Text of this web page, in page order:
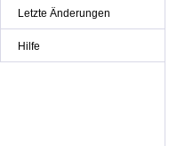
Letzte Änderungen
Hilfe